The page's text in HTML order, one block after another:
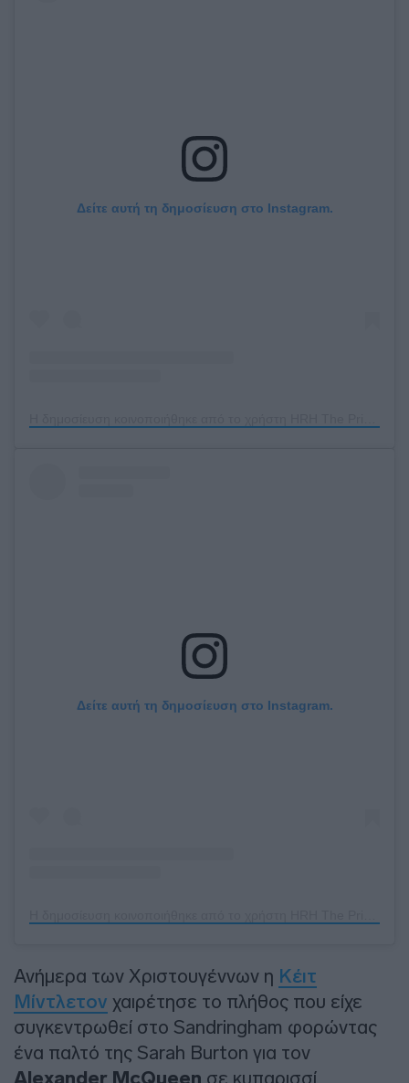
Δείτε αυτή τη δημοσίευση στο Instagram.
Δείτε αυτή τη δημοσίευση στο Instagram.
Ανήμερα των Χριστουγέννων η Κέιτ
Μίντλετον χαιρέτησε το πλήθος που είχε
συγκεντρωθεί στο Sandringham φορώντας
ένα παλτό της Sarah Burton για τον
σε κυπαρισσί